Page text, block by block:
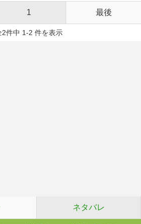
1 最後
2件中 1-2 件を表示
ネタバレ